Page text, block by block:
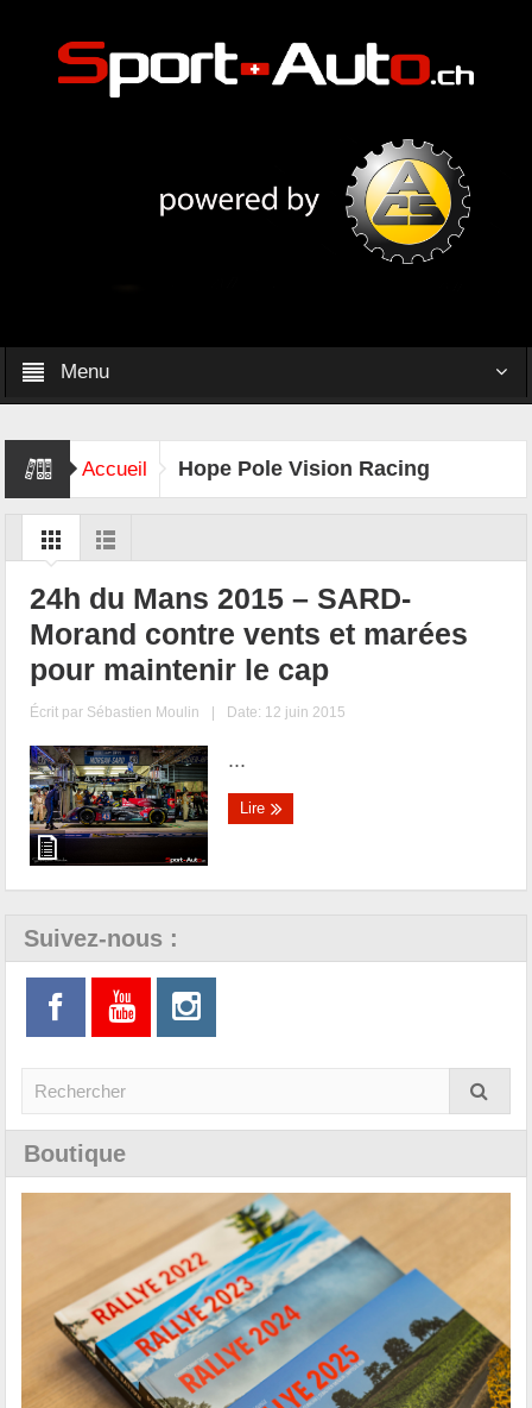
Menu
Accueil Hope Pole Vision Racing
24h du Mans 2015 – SARD-
Morand contre vents et marées
pour maintenir le cap
Écrit par Sébastien Moulin | Date: 12 juin 2015
...
Lire
Suivez-nous :
Boutique